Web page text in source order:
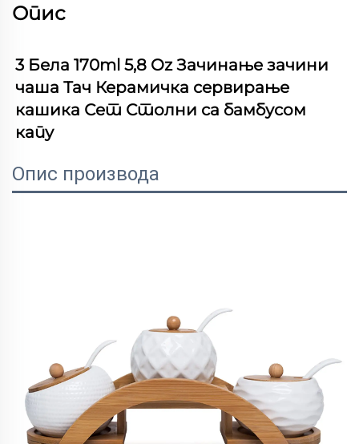
Опис
3 Бела 170ml 5,8 Oz Зачинање зачини
чаша Тач Керамичка сервирање
кашика Сет Столни са бамбусом
капу
Опис производа